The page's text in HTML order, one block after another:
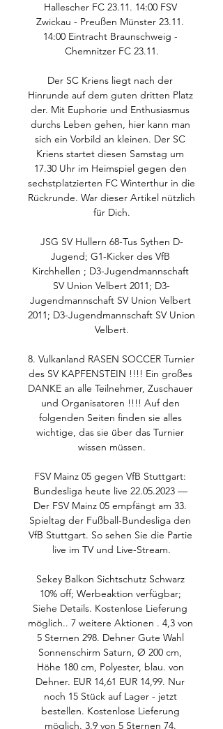
Hallescher FC 23.11. 14:00 FSV
Zwickau - Preußen Münster 23.11.
14:00 Eintracht Braunschweig -
Chemnitzer FC 23.11.
Der SC Kriens liegt nach der
Hinrunde auf dem guten dritten Platz
der. Mit Euphorie und Enthusiasmus
durchs Leben gehen, hier kann man
sich ein Vorbild an kleinen. Der SC
Kriens startet diesen Samstag um
17.30 Uhr im Heimspiel gegen den
sechstplatzierten FC Winterthur in die
Rückrunde. War dieser Artikel nützlich
für Dich.
JSG SV Hullern 68-Tus Sythen D-
Jugend; G1-Kicker des VfB
Kirchhellen ; D3-Jugendmannschaft
SV Union Velbert 2011; D3-
Jugendmannschaft SV Union Velbert
2011; D3-Jugendmannschaft SV Union
Velbert.
8. Vulkanland RASEN SOCCER Turnier
des SV KAPFENSTEIN !!!! Ein großes
DANKE an alle Teilnehmer, Zuschauer
und Organisatoren !!!! Auf den
folgenden Seiten finden sie alles
wichtige, das sie über das Turnier
wissen müssen.
FSV Mainz 05 gegen VfB Stuttgart:
Bundesliga heute live 22.05.2023 —
Der FSV Mainz 05 empfängt am 33.
Spieltag der Fußball-Bundesliga den
VfB Stuttgart. So sehen Sie die Partie
live im TV und Live-Stream.
Sekey Balkon Sichtschutz Schwarz
10% off; Werbeaktion verfügbar;
Siehe Details. Kostenlose Lieferung
möglich.. 7 weitere Aktionen . 4,3 von
5 Sternen 298. Dehner Gute Wahl
Sonnenschirm Saturn, Ø 200 cm,
Höhe 180 cm, Polyester, blau. von
Dehner. EUR 14,61 EUR 14,99. Nur
noch 15 Stück auf Lager - jetzt
bestellen. Kostenlose Lieferung
möglich. 3,9 von 5 Sternen 74.